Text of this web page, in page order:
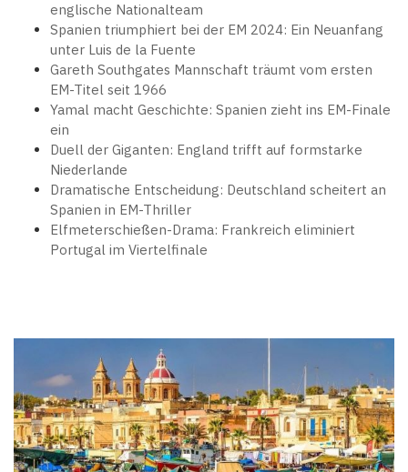
englische Nationalteam
Spanien triumphiert bei der EM 2024: Ein Neuanfang
unter Luis de la Fuente
Gareth Southgates Mannschaft träumt vom ersten
EM-Titel seit 1966
Yamal macht Geschichte: Spanien zieht ins EM-Finale
ein
Duell der Giganten: England trifft auf formstarke
Niederlande
Dramatische Entscheidung: Deutschland scheitert an
Spanien in EM-Thriller
Elfmeterschießen-Drama: Frankreich eliminiert
Portugal im Viertelfinale